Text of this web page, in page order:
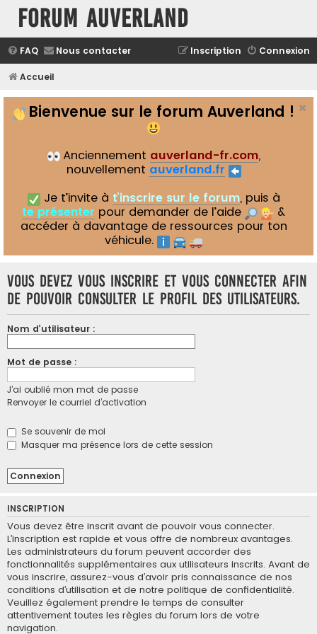
Forum Auverland
FAQ Nous contacter Connexion
Inscription
Accueil
Bienvenue sur le forum Auverland !
Anciennement auverland-fr.com,
nouvellement auverland.fr
Je t’invite à t’inscrire sur le forum, puis à
te présenter pour demander de l’aide
&
accéder à davantage de ressources pour ton
véhicule.
Vous devez vous inscrire et vous connecter afin
de pouvoir consulter le profil des utilisateurs.
Nom d’utilisateur :
Mot de passe :
J’ai oublié mon mot de passe
Renvoyer le courriel d’activation
Se souvenir de moi
Masquer ma présence lors de cette session
INSCRIPTION
Vous devez être inscrit avant de pouvoir vous connecter.
L’inscription est rapide et vous offre de nombreux avantages.
Les administrateurs du forum peuvent accorder des
fonctionnalités supplémentaires aux utilisateurs inscrits. Avant de
vous inscrire, assurez-vous d’avoir pris connaissance de nos
conditions d’utilisation et de notre politique de confidentialité.
Veuillez également prendre le temps de consulter
attentivement toutes les règles du forum lors de votre
navigation.